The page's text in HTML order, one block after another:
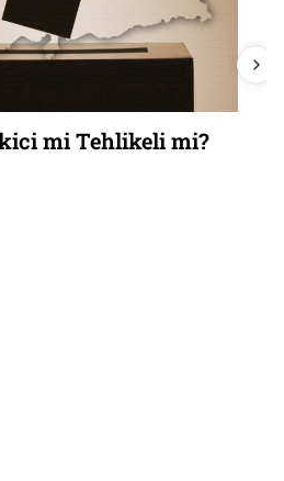
mi Tehlikeli mi?